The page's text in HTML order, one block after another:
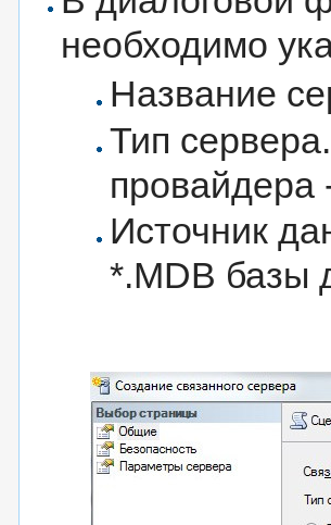
необходимо
Название
Тип
провайдера
Источник
*.MDB базы